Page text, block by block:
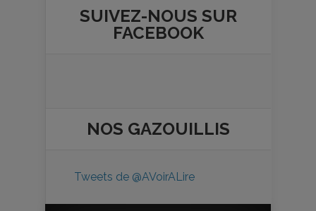
SUIVEZ-NOUS SUR
FACEBOOK
NOS GAZOUILLIS
Tweets de @AVoirALire